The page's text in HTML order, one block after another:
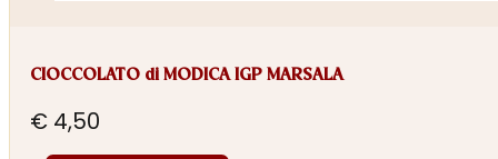
CIOCCOLATO di MODICA IGP MARSALA
€ 4,50